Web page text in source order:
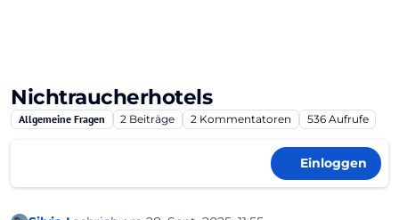
Nichtraucherhotels
Allgemeine Fragen 2 Beiträge 2 Kommentatoren 536 Aufrufe
Einloggen